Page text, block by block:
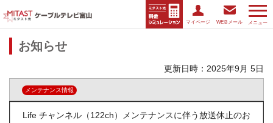
メニュー
マイページ WEBメール
お知らせ
更新日時：2025年9月 5日
メンテナンス情報
Life チャンネル（122ch）メンテナンスに伴う放送休止のお